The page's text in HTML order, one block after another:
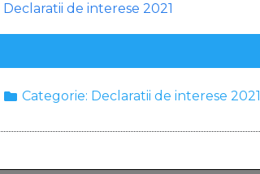
Declaratii de interese 2021
Categorie: Declaratii de interese 2021